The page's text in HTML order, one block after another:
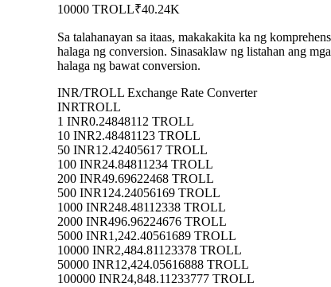
10000 TROLL₹40.24K
Sa talahanayan sa itaas, makakakita ka ng
halaga ng conversion. Sinasaklaw ng listahan ang
halaga ng bawat conversion.
INR/TROLL Exchange Rate Converter
INRTROLL
1 INR0.24848112 TROLL
10 INR2.48481123 TROLL
50 INR12.42405617 TROLL
100 INR24.84811234 TROLL
200 INR49.69622468 TROLL
500 INR124.24056169 TROLL
1000 INR248.48112338 TROLL
2000 INR496.96224676 TROLL
5000 INR1,242.40561689 TROLL
10000 INR2,484.81123378 TROLL
50000 INR12,424.05616888 TROLL
100000 INR24,848.11233777 TROLL